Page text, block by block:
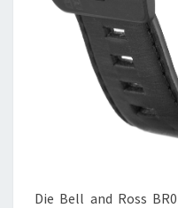
Die Bell and Ross